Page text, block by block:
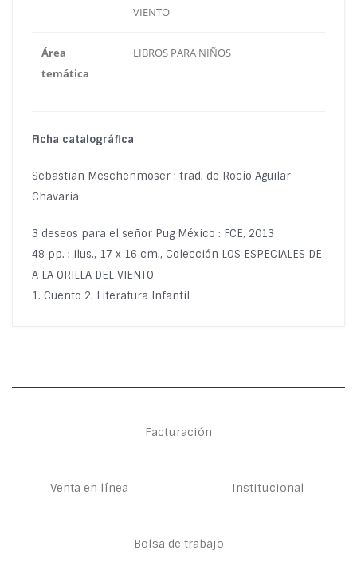
VIENTO
Área
temática
LIBROS PARA NIÑOS
Ficha catalográfica
Sebastian Meschenmoser ; trad. de Rocío Aguilar
Chavaria
3 deseos para el señor Pug México : FCE, 2013
48 pp. : ilus., 17 x 16 cm., Colección LOS ESPECIALES DE
A LA ORILLA DEL VIENTO
1. Cuento 2. Literatura Infantil
Facturación
Venta en línea Institucional
Bolsa de trabajo